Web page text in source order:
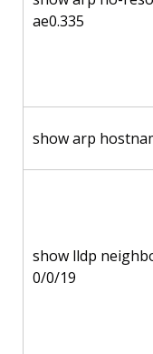
ae0.335
show arp
show lldp
0/0/19